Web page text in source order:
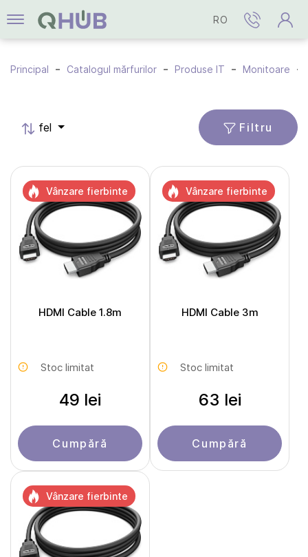
RO
Principal Catalogul mărfurilor Produse IT Monitoare
fel Filtru
HDMI Cable 1.8m
Stoc limitat
49 lei
Cumpără
Vânzare fierbinte
HDMI Cable 3m
Stoc limitat
63 lei
Cumpără
Vânzare fierbinte
Vânzare fierbinte